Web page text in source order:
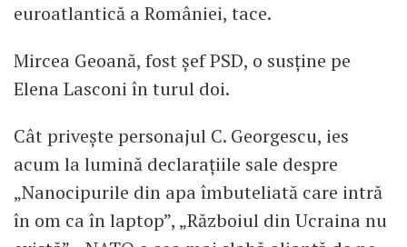
euroatlantică a României, tace.
Mircea Geoană, fost șef PSD, o susține pe
Elena Lasconi în turul doi.
Cât privește personajul C. Georgescu, ies
acum la lumină declarațiile sale despre
„Nanocipurile din apa îmbuteliată care intră
în om ca în laptop”, „Războiul din Ucraina nu